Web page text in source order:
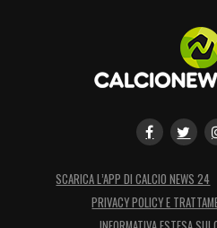
SCARICA L’APP DI CALCIO NEWS 24
PRIVACY POLICY E